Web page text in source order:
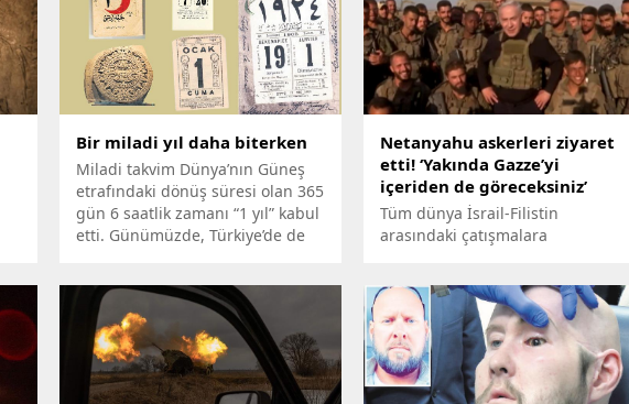
Bir miladi yıl daha biterken
Miladi takvim Dünya’nın Güneş
etrafındaki dönüş süresi olan 365
gün 6 saatlik zamanı “1 yıl” kabul
etti. Günümüzde, Türkiye’de de
13.Gregoryen’in Güneş esaslı
Miladi takvimidir.
Netanyahu askerleri ziyaret
etti! ‘Yakında Gazze’yi
içeriden de göreceksiniz’
Tüm dünya İsrail-Filistin
arasındaki çatışmalara
Gazze sınırında askerleri ziyaret
eden Netanhayu'dan korkutan
açıklamalar geldi.